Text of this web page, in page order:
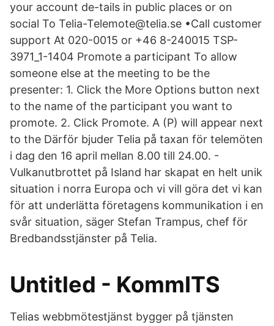
your account de-tails in public places or on
social To Telia-Telemote@telia.se •Call customer
support At 020-0015 or +46 8-240015 TSP-
3971_1-1404 Promote a participant To allow
someone else at the meeting to be the
presenter: 1. Click the More Options button next
to the name of the participant you want to
promote. 2. Click Promote. A (P) will appear next
to the Därför bjuder Telia på taxan för telemöten
i dag den 16 april mellan 8.00 till 24.00. -
Vulkanutbrottet på Island har skapat en helt unik
situation i norra Europa och vi vill göra det vi kan
för att underlätta företagens kommunikation i en
svår situation, säger Stefan Trampus, chef för
Bredbandsstjänster på Telia.
Untitled - KommITS
Telias webbmötestjänst bygger på tjänsten